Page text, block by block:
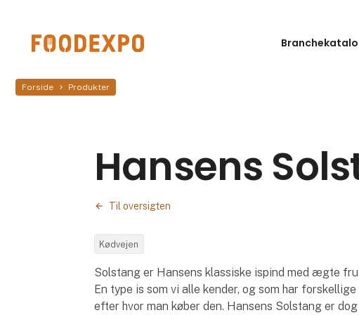
Forside Produkter
Hansens
Til oversigten
Kødvejen
Solstang er Hansens klassiske ispind med ægte
En type is som vi alle kender, og som har forskellige
efter hvor man køber den. Hansens Solstang er